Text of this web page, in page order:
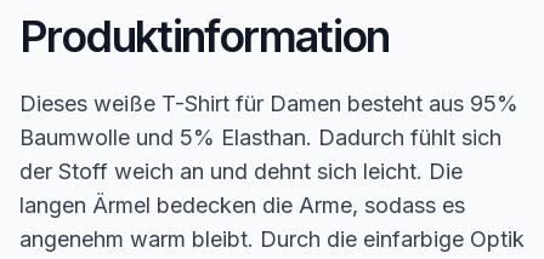
Produktinformation
Dieses weiße T-Shirt für Damen besteht aus 95%
Baumwolle und 5% Elasthan. Dadurch fühlt sich
der Stoff weich an und dehnt sich leicht. Die
langen Ärmel bedecken die Arme, sodass es
angenehm warm bleibt. Durch die einfarbige Optik